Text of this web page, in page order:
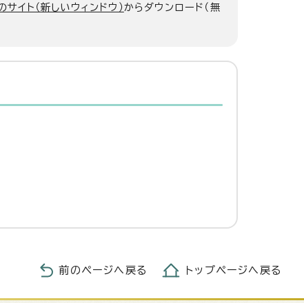
イト（新しいウィンドウ）からダウンロード（無
前のページへ戻る トップページへ戻る